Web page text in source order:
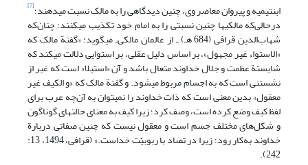
ابن‏تیمیه و پیروان معاصر وی، چنین دیدگاهی را به مالک نسبت می‏دهند؛[7]
درحالی‌که مالکی‏ها چنین نسبتی را به امام خود تکذیب می‏کنند؛ چنان‌که
شهاب‌الدین قرافی (684 هـ) ـ از عالمان مالکی‌ـ می‏گوید: «گفتة مالک که
«الاستواء غیر مجهول»، بر اساس دلیل عقلی، بر استوایی دلالت می‏کند که
شایستة عظمت و جلال خداوند متعال باشد و آن «استیلا» است که غیر از
نشستنی است که به اجسام مربوط می‏شود. و گفتة مالک که «و الکیف غیر
معقول» بدین معنی است که ذات خداوند را نمی‏توان به آن‌چه عرب برای
لفظ کیف وضع کرده است، وصف کرد؛ زیرا کیف به‌ معنای حالت‏های گوناگون
و شکل‌های مختلف جسم است و معقول نیست که چنین صفاتی دربارة
خداوند به‌کار رود؛ زیرا در تضاد با ربوبیّت خداست.» (قرافی، 1494، 13:
242).